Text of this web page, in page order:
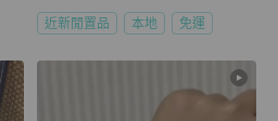
近新閒置品 本地 免運